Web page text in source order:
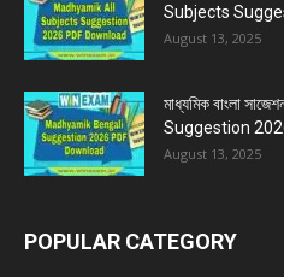
Subjects
August 13, 2025
মাধ্যমিক বাংলা
Suggestion
August 13, 2025
POPULAR CATEGORY